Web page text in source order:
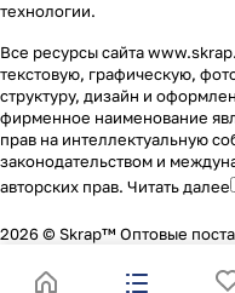
технологии.
Все ресурсы сайта
текстовую, графическую,
структуру, дизайн и
фирменное наименование
прав на интеллектуальную
законодательством и
авторских прав. Читать далее
2026 © Skrap™ Оптовые